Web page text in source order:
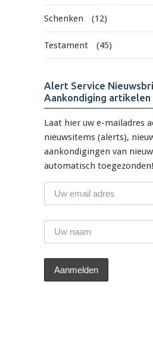
Schenken (12)
Testament (45)
Alert Service
Aankondiging artikelen
Laat hier uw e-mailadres
nieuwsitems (alerts),
aankondigingen van
automatisch toegezonden!